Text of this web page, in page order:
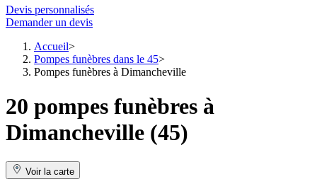
Devis personnalisés
Demander un devis
Accueil
Pompes funèbres dans le 45
Pompes funèbres à Dimancheville
20 pompes funèbres à
Dimancheville (45)
Voir la carte